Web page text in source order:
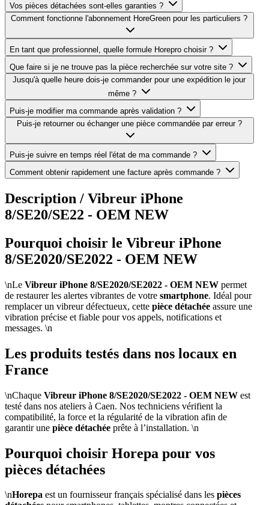
Vos pièces détachées sont-elles garanties ?
Comment fonctionne l'abonnement HoreGreen pour les particuliers ?
En tant que professionnel, quelle formule Horepro choisir ?
Que faire si je ne trouve pas la pièce recherchée sur votre site ?
Jusqu'à quelle heure dois-je commander pour une expédition le jour
même ?
Puis-je modifier ma commande après validation ?
Puis-je retourner ou échanger une pièce commandée par erreur ?
Puis-je suivre en temps réel l'état de ma commande ?
Comment obtenir rapidement une facture après commande ?
Description / Vibreur iPhone
8/SE20/SE22 - OEM NEW
Pourquoi choisir le Vibreur iPhone
8/SE2020/SE2022 - OEM NEW
\nLe Vibreur iPhone 8/SE2020/SE2022 - OEM NEW permet
de restaurer les alertes vibrantes de votre smartphone. Idéal pour
remplacer un vibreur défectueux, cette pièce détachée assure une
vibration précise et fiable pour vos appels, notifications et
messages. \n
Les produits testés dans nos locaux en
France
\nChaque Vibreur iPhone 8/SE2020/SE2022 - OEM NEW est
testé dans nos ateliers à Caen. Nos techniciens vérifient la
compatibilité, la force et la régularité de la vibration afin de
garantir une pièce détachée prête à l’installation. \n
Pourquoi choisir Horepa pour vos
pièces détachées
\nHorepa est un fournisseur français spécialisé dans les pièces